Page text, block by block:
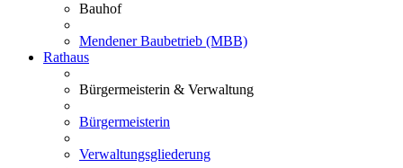
Bauhof
Mendener Baubetrieb (MBB)
Rathaus
Bürgermeisterin & Verwaltung
Bürgermeisterin
Verwaltungsgliederung